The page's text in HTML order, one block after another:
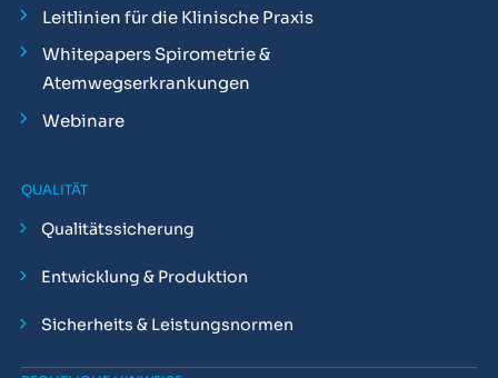
Leitlinien für die Klinische Praxis
Whitepapers Spirometrie &
Atemwegserkrankungen
Webinare
QUALITÄT
Qualitätssicherung
Entwicklung & Produktion
Sicherheits & Leistungsnormen